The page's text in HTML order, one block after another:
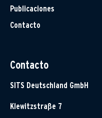
Publicaciones
Contacto
Contacto
SITS Deutschland GmbH
Klewitzstraße 7